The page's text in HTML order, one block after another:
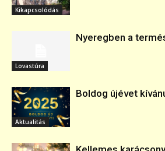
Kikapcsolódás
Lovastúra
Nyeregben a
Aktualitás
Boldog újévet